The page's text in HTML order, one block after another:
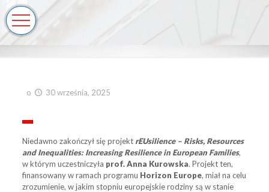
o 30 września, 2025
Niedawno zakończył się projekt rEUsilience – Risks, Resources
and Inequalities: Increasing Resilience in European Families,
w którym uczestniczyła prof. Anna Kurowska. Projekt ten,
finansowany w ramach programu Horizon Europe, miał na celu
zrozumienie, w jakim stopniu europejskie rodziny są w stanie